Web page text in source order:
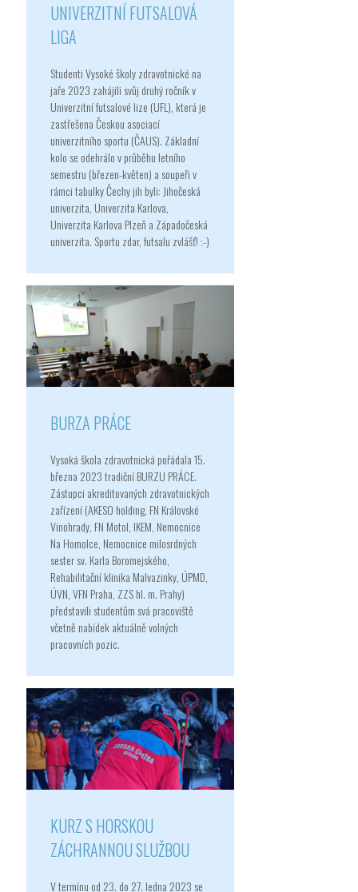
UNIVERZITNÍ FUTSALOVÁ
LIGA
Studenti Vysoké školy zdravotnické na
jaře 2023 zahájili svůj druhý ročník v
Univerzitní futsalové lize (UFL), která je
zastřešena Českou asociací
univerzitního sportu (ČAUS). Základní
kolo se odehrálo v průběhu letního
semestru (březen-květen) a soupeři v
rámci tabulky Čechy jih byli: Jihočeská
univerzita, Univerzita Karlova,
Univerzita Karlova Plzeň a Západočeská
univerzita. Sportu zdar, futsalu zvlášť! :-)
BURZA PRÁCE
Vysoká škola zdravotnická pořádala 15.
března 2023 tradiční BURZU PRÁCE.
Zástupci akreditovaných zdravotnických
zařízení (AKESO holding, FN Královské
Vinohrady, FN Motol, IKEM, Nemocnice
Na Homolce, Nemocnice milosrdných
sester sv. Karla Boromejského,
Rehabilitační klinika Malvazinky, ÚPMD,
ÚVN, VFN Praha, ZZS hl. m. Prahy)
představili studentům svá pracoviště
včetně nabídek aktuálně volných
pracovních pozic.
KURZ S HORSKOU
ZÁCHRANNOU SLUŽBOU
V termínu od 23. do 27. ledna 2023 se